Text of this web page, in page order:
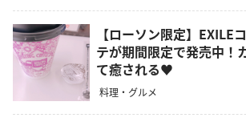
【ローソン限定】EXILE
テが期間限定で発売中！
て癒される♥
料理・グルメ